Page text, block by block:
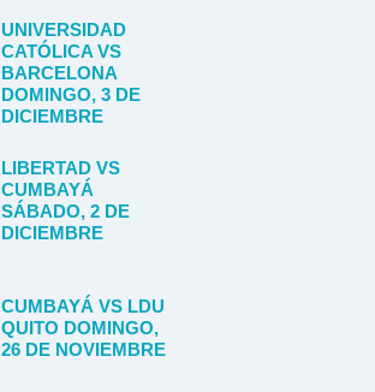
UNIVERSIDAD
CATÓLICA VS
BARCELONA
DOMINGO, 3 DE
DICIEMBRE
LIBERTAD VS
CUMBAYÁ
SÁBADO, 2 DE
DICIEMBRE
CUMBAYÁ VS LDU
QUITO DOMINGO,
26 DE NOVIEMBRE